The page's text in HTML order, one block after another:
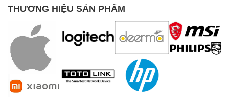
THƯƠNG HIỆU SẢN PHẨM